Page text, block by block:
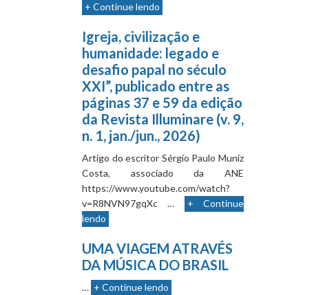
+ Continue lendo
Igreja, civilização e
humanidade: legado e
desafio papal no século
XXI”, publicado entre as
páginas 37 e 59 da edição
da Revista Illuminare (v. 9,
n. 1, jan./jun., 2026)
Artigo do escritor Sérgio Paulo Muniz
Costa, associado da ANE
https://www.youtube.com/watch?
v=R8NVN97gqXc …
+ Continue
lendo
UMA VIAGEM ATRAVÉS
DA MÚSICA DO BRASIL
… + Continue lendo